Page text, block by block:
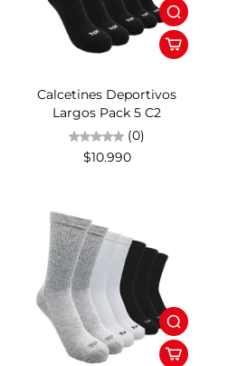
Calcetines Deportivos
Largos Pack 5 C2
(0)
$10.990